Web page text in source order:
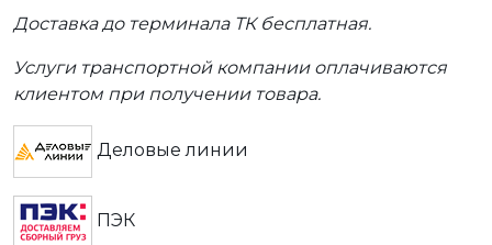
Доставка до терминала ТК бесплатная.
Услуги транспортной компании оплачиваются
клиентом при получении товара.
Деловые линии
ПЭК